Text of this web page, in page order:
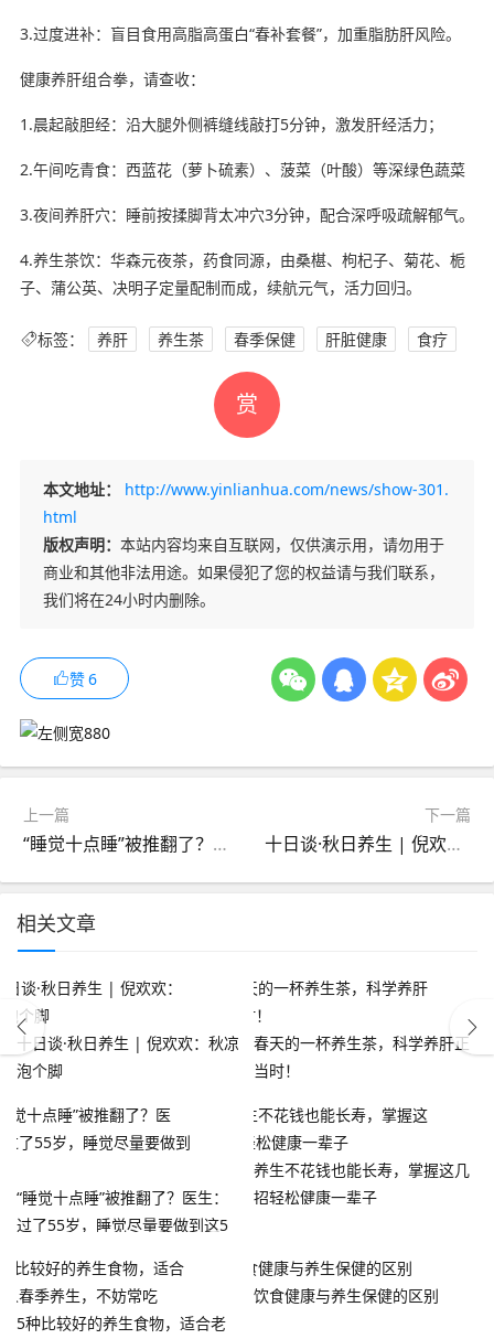
3.过度进补：盲目食用高脂高蛋白“春补套餐”，加重脂肪肝风险。
健康养肝组合拳，请查收：
1.晨起敲胆经：沿大腿外侧裤缝线敲打5分钟，激发肝经活力；
2.午间吃青食：西蓝花（萝卜硫素）、菠菜（叶酸）等深绿色蔬菜
3.夜间养肝穴：睡前按揉脚背太冲穴3分钟，配合深呼吸疏解郁气。
4.养生茶饮：华森元夜茶，药食同源，由桑椹、枸杞子、菊花、栀
子、蒲公英、决明子定量配制而成，续航元气，活力回归。
标签： 养肝 养生茶 春季保健 肝脏健康 食疗
赏
本文地址：
http://www.yinlianhua.com/news/show-301.
html
版权声明： 本站内容均来自互联网，仅供演示用，请勿用于
商业和其他非法用途。如果侵犯了您的权益请与我们联系，
我们将在24小时内删除。
赞6
上一篇
“睡觉十点睡”被推翻了？医生：过了55岁，睡觉尽量要做到这5点
下一篇
十日谈·秋日养生 | 倪欢欢：秋凉泡个脚
相关文章
十日谈·秋日养生 | 倪欢欢：秋凉
泡个脚
春天的一杯养生茶，科学养肝正
当时！
“睡觉十点睡”被推翻了？医生：
过了55岁，睡觉尽量要做到这5
养生不花钱也能长寿，掌握这几
招轻松健康一辈子
5种比较好的养生食物，适合老
饮食健康与养生保健的区别